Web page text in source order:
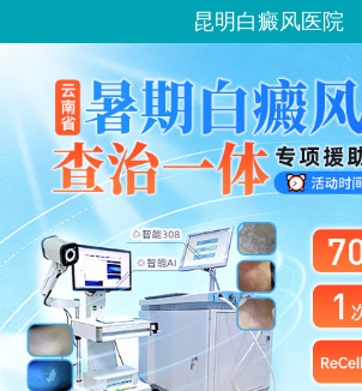
昆明白癜风医院